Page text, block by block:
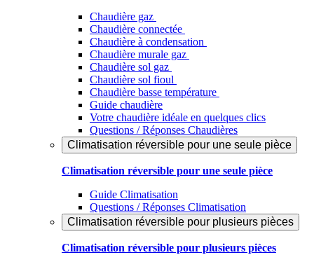
Chaudière gaz
Chaudière connectée
Chaudière à condensation
Chaudière murale gaz
Chaudière sol gaz
Chaudière sol fioul
Chaudière basse température
Guide chaudière
Votre chaudière idéale en quelques clics
Questions / Réponses Chaudières
Climatisation réversible pour une seule pièce
Climatisation réversible pour une seule pièce
Guide Climatisation
Questions / Réponses Climatisation
Climatisation réversible pour plusieurs pièces
Climatisation réversible pour plusieurs pièces